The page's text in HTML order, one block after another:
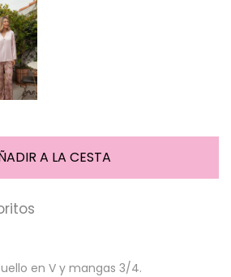
en V y mangas 3/4.